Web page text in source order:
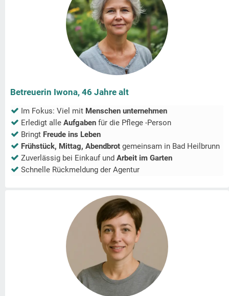
Betreuerin Iwona, 46 Jahre alt
Im Fokus: Viel mit Menschen unternehmen
Erledigt alle Aufgaben für die Pflege -Person
Bringt Freude ins Leben
Frühstück, Mittag, Abendbrot gemeinsam in Bad Heilbrunn
Zuverlässig bei Einkauf und Arbeit im Garten
Schnelle Rückmeldung der Agentur